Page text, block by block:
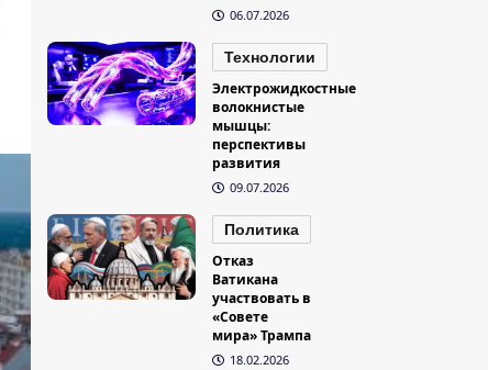
06.07.2026
Технологии
Электрожидкостные
волокнистые
мышцы:
перспективы
развития
09.07.2026
Политика
Отказ
Ватикана
участвовать в
«Совете
мира» Трампа
18.02.2026